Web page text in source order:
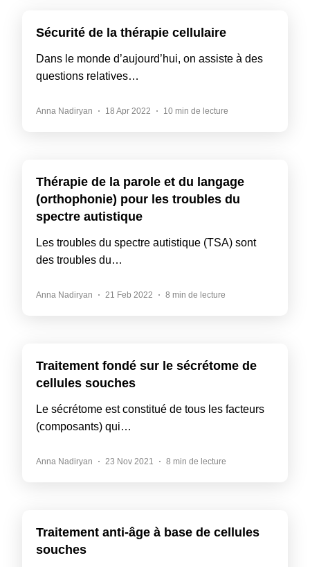
Sécurité de la thérapie cellulaire
Dans le monde d’aujourd’hui, on assiste à des
questions relatives…
Anna Nadiryan 18 Apr 2022 10 min de lecture
Thérapie de la parole et du langage
(orthophonie) pour les troubles du
spectre autistique
Les troubles du spectre autistique (TSA) sont
des troubles du…
Anna Nadiryan 21 Feb 2022 8 min de lecture
Traitement fondé sur le sécrétome de
cellules souches
Le sécrétome est constitué de tous les facteurs
(composants) qui…
Anna Nadiryan 23 Nov 2021 8 min de lecture
Traitement anti-âge à base de cellules
souches